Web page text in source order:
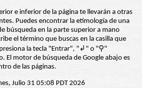
e inferior de la página te llevarán a otras
Puedes encontrar la etimología de una
búsqueda en la parte superior a mano
el término que buscas en la casilla que
presiona la tecla "Entrar", "↲" o "⚲"
El motor de búsqueda de Google abajo es
de las páginas.
Julio 31 05:08 PDT 2026